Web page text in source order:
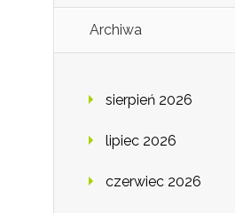
Archiwa
sierpień 2026
lipiec 2026
czerwiec 2026